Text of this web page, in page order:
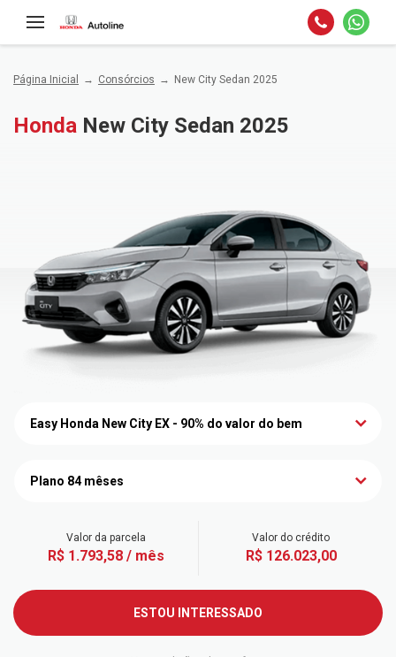
Página Inicial Consórcios New City Sedan 2025
Honda New City Sedan 2025
Easy Honda New City EX - 90% do valor do bem
Plano 84 mêses
Valor da parcela
R$ 1.793,58 / mês
Valor do crédito
R$ 126.023,00
ESTOU INTERESSADO